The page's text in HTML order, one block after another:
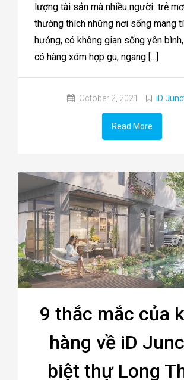
lượng tài sản mà nhiều người trẻ
thường thích những nơi sống mang
hưởng, có không gian sống yên
có hàng xóm hợp gu, ngang [...]
October 2, 2021 iD
Read More
9 thắc mắc của
hàng về iD
biệt thự Long